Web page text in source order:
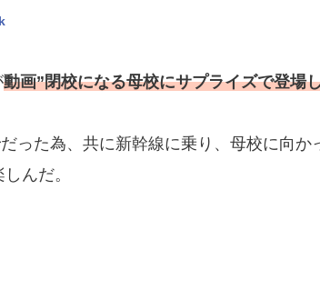
動画”閉校になる母校にサプライズで登場
だった為、共に新幹線に乗り、母校に向か
んだ。